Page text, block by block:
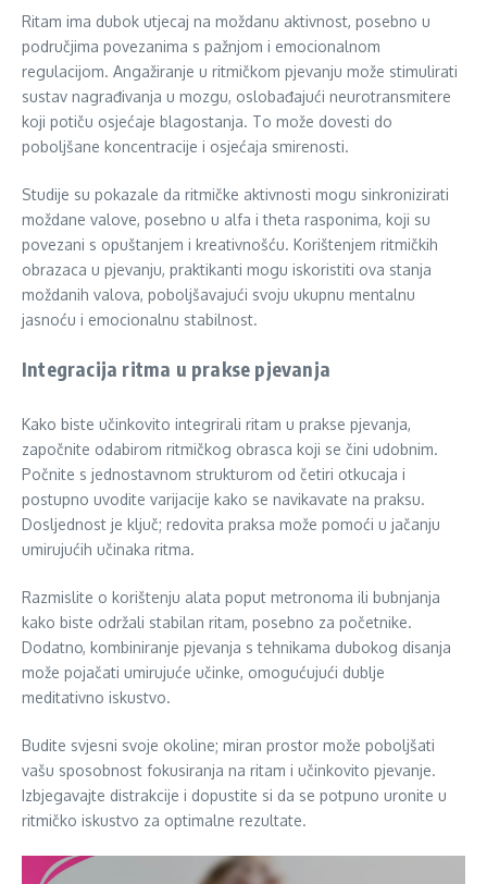
Ritam ima dubok utjecaj na moždanu aktivnost, posebno u
područjima povezanima s pažnjom i emocionalnom
regulacijom. Angažiranje u ritmičkom pjevanju može stimulirati
sustav nagrađivanja u mozgu, oslobađajući neurotransmitere
koji potiču osjećaje blagostanja. To može dovesti do
poboljšane koncentracije i osjećaja smirenosti.
Studije su pokazale da ritmičke aktivnosti mogu sinkronizirati
moždane valove, posebno u alfa i theta rasponima, koji su
povezani s opuštanjem i kreativnošću. Korištenjem ritmičkih
obrazaca u pjevanju, praktikanti mogu iskoristiti ova stanja
moždanih valova, poboljšavajući svoju ukupnu mentalnu
jasnoću i emocionalnu stabilnost.
Integracija ritma u prakse pjevanja
Kako biste učinkovito integrirali ritam u prakse pjevanja,
započnite odabirom ritmičkog obrasca koji se čini udobnim.
Počnite s jednostavnom strukturom od četiri otkucaja i
postupno uvodite varijacije kako se navikavate na praksu.
Dosljednost je ključ; redovita praksa može pomoći u jačanju
umirujućih učinaka ritma.
Razmislite o korištenju alata poput metronoma ili bubnjanja
kako biste održali stabilan ritam, posebno za početnike.
Dodatno, kombiniranje pjevanja s tehnikama dubokog disanja
može pojačati umirujuće učinke, omogućujući dublje
meditativno iskustvo.
Budite svjesni svoje okoline; miran prostor može poboljšati
vašu sposobnost fokusiranja na ritam i učinkovito pjevanje.
Izbjegavajte distrakcije i dopustite si da se potpuno uronite u
ritmičko iskustvo za optimalne rezultate.